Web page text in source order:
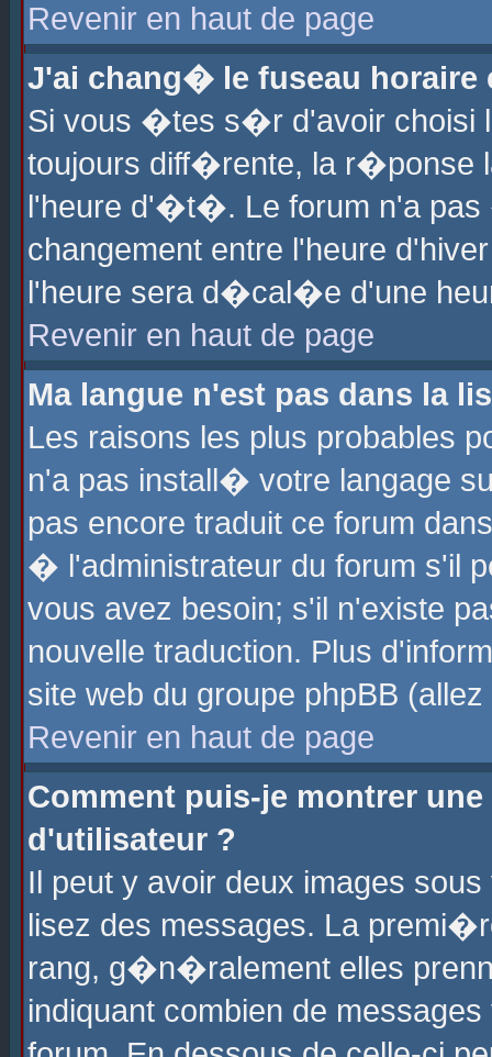
Revenir en haut de page
J'ai chang� le fuseau horaire
Si vous �tes s�r d'avoir choisi
toujours diff�rente, la r�ponse
l'heure d'�t�. Le forum n'a
changement entre l'heure
l'heure sera d�cal�e d'une
Revenir en haut de page
Ma langue n'est pas dans la
Les raisons les plus probables
n'a pas install� votre langage
pas encore traduit ce forum
� l'administrateur du forum s'il
vous avez besoin; s'il n'existe
nouvelle traduction. Plus
site web du groupe phpBB
Revenir en haut de page
Comment puis-je montrer
d'utilisateur ?
Il peut y avoir deux images
lisez des messages. La
rang, g�n�ralement elles
indiquant combien de